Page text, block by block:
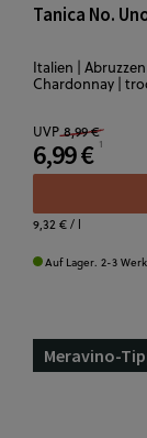
Tanica No.
Italien | Abruzzen
Chardonnay |
UVP 8,99 €
6,99 €
9,32 €/ l
Auf Lager. 2-3
Meravino-